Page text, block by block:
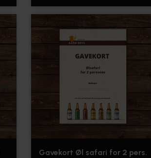
Gavekort Øl safari for 2 pers.